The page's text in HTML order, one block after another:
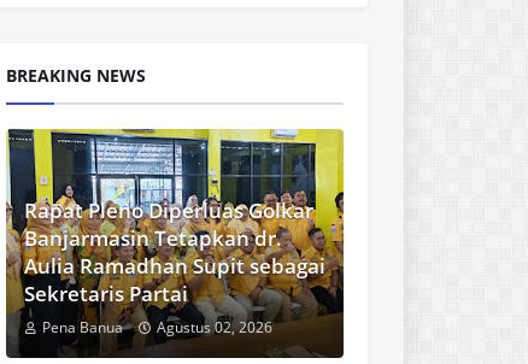
BREAKING NEWS
Rapat Pleno Diperluas Golkar
Banjarmasin Tetapkan dr.
Aulia Ramadhan Supit sebagai
Sekretaris Partai
Pena Banua Agustus 02, 2026